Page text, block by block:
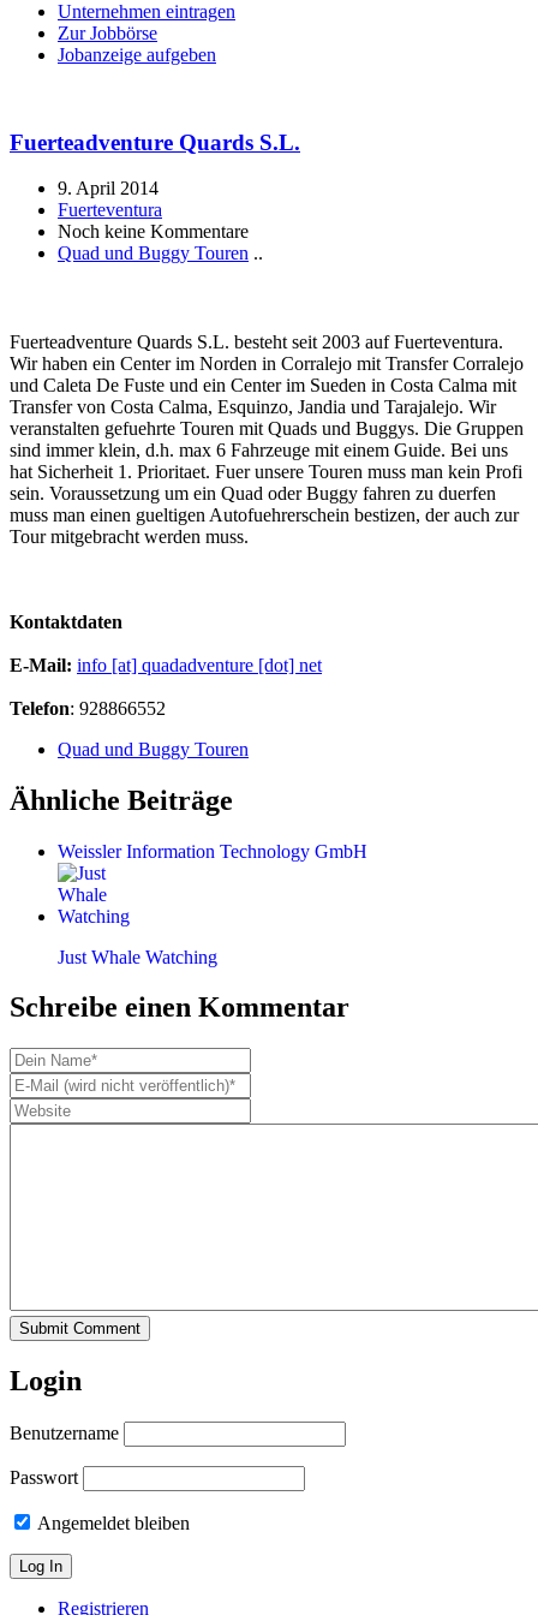
Unternehmen eintragen
Zur Jobbörse
Jobanzeige aufgeben
Fuerteadventure Quards S.L.
9. April 2014
Fuerteventura
Noch keine Kommentare
Quad und Buggy Touren ..
Fuerteadventure Quards S.L. besteht seit 2003 auf Fuerteventura.
Wir haben ein Center im Norden in Corralejo mit Transfer Corralejo
und Caleta De Fuste und ein Center im Sueden in Costa Calma mit
Transfer von Costa Calma, Esquinzo, Jandia und Tarajalejo. Wir
veranstalten gefuehrte Touren mit Quads und Buggys. Die Gruppen
sind immer klein, d.h. max 6 Fahrzeuge mit einem Guide. Bei uns
hat Sicherheit 1. Prioritaet. Fuer unsere Touren muss man kein Profi
sein. Voraussetzung um ein Quad oder Buggy fahren zu duerfen
muss man einen gueltigen Autofuehrerschein bestizen, der auch zur
Tour mitgebracht werden muss.
Kontaktdaten
E-Mail: info [at] quadadventure [dot] net
Telefon: 928866552
Quad und Buggy Touren
Ähnliche Beiträge
Weissler Information Technology GmbH
Just Whale Watching
Schreibe einen Kommentar
Submit Comment
Login
Benutzername
Passwort
Angemeldet bleiben
Registrieren